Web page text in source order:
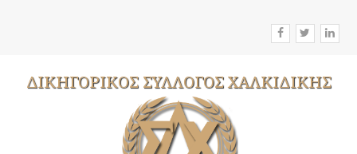
ΔΙΚΗΓΟΡΙΚΟΣ ΣΥΛΛΟΓΟΣΧΑΛΚΙΔΙΚΗΣ